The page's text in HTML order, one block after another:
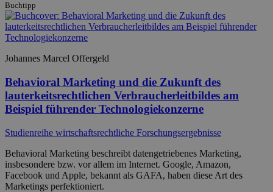
Buchtipp
Johannes Marcel Offergeld
Behavioral Marketing und die Zukunft des
lauterkeitsrechtlichen Verbraucherleitbildes am
Beispiel führender Technologiekonzerne
Studienreihe wirtschaftsrechtliche Forschungsergebnisse
Behavioral Marketing beschreibt datengetriebenes Marketing,
insbesondere bzw. vor allem im Internet. Google, Amazon,
Facebook und Apple, bekannt als GAFA, haben diese Art des
Marketings perfektioniert.